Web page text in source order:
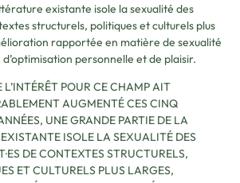
existante isole la sexualité des
structurels, politiques et culturels plus
rapportée en matière de sexualité
personnelle et de plaisir.
L’INTÉRÊT POUR CE CHAMP AIT
AUGMENTÉ CES CINQ
UNE GRANDE PARTIE DE LA
ISOLE LA SEXUALITÉ DES
DE CONTEXTES STRUCTURELS,
ET CULTURELS PLUS LARGES,